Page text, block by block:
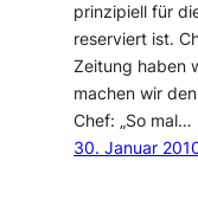
prinzipiell für
reserviert ist.
Zeitung haben
machen wir
Chef: „So mal…
30. Januar